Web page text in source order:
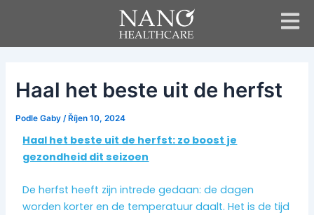
Haal het beste uit de herfst
PodleGaby /Říjen 10, 2024
Haal het beste uit de herfst: zo boost je
gezondheid dit seizoen
De herfst heeft zijn intrede gedaan: de dagen
worden korter en de temperatuur daalt. Het is de tijd